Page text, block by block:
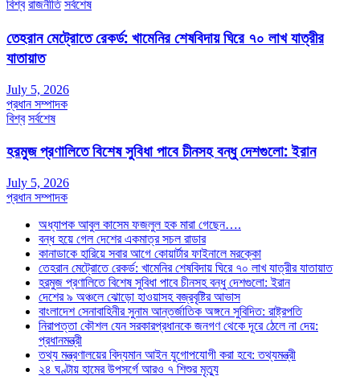
বিশ্ব রাজনীতি সর্বশেষ
তেহরান মেট্রোতে রেকর্ড: খামেনির শেষবিদায় ঘিরে ৭০ লাখ যাত্রীর
যাতায়াত
July 5, 2026
প্রধান সম্পাদক
বিশ্ব সর্বশেষ
হরমুজ প্রণালিতে বিশেষ সুবিধা পাবে চীনসহ বন্ধু দেশগুলো: ইরান
July 5, 2026
প্রধান সম্পাদক
অধ্যাপক আবুল কাসেম ফজলুল হক মারা গেছেন….
বন্ধ হয়ে গেল দেশের একমাত্র সচল রাডার
কানাডাকে হারিয়ে সবার আগে কোয়ার্টার ফাইনালে মরক্কো
তেহরান মেট্রোতে রেকর্ড: খামেনির শেষবিদায় ঘিরে ৭০ লাখ যাত্রীর যাতায়াত
হরমুজ প্রণালিতে বিশেষ সুবিধা পাবে চীনসহ বন্ধু দেশগুলো: ইরান
দেশের ৯ অঞ্চলে ঝোড়ো হাওয়াসহ বজ্রবৃষ্টির আভাস
বাংলাদেশ সেনাবাহিনীর সুনাম আন্তর্জাতিক অঙ্গনে সুবিদিত: রাষ্ট্রপতি
নিরাপত্তা কৌশল যেন সরকারপ্রধানকে জনগণ থেকে দূরে ঠেলে না দেয়:
প্রধানমন্ত্রী
তথ্য মন্ত্রণালয়ের বিদ্যমান আইন যুগোপযোগী করা হবে: তথ্যমন্ত্রী
২৪ ঘণ্টায় হামের উপসর্গে আরও ৭ শিশুর মৃত্যু